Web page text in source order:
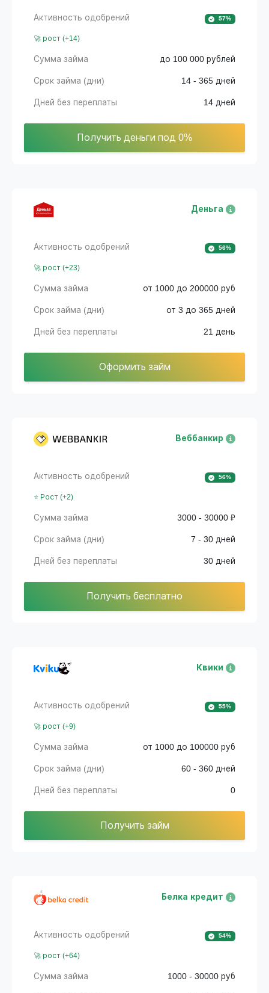
Активность одобрений 57%
🚀 рост (+14)
Сумма займа до 100 000 рублей
Срок займа (дни) 14 - 365 дней
Дней без переплаты 14 дней
Получить деньги под 0%
Деньга
Активность одобрений 56%
🚀 рост (+23)
Сумма займа от 1000 до 200000 руб
Срок займа (дни) от 3 до 365 дней
Дней без переплаты 21 день
Оформить займ
Веббанкир
Активность одобрений 56%
⭐ Рост (+2)
Сумма займа 3000 - 30000 ₽
Срок займа (дни) 7 - 30 дней
Дней без переплаты 30 дней
Получить бесплатно
Квики
Активность одобрений 55%
🚀 рост (+9)
Сумма займа от 1000 до 100000 руб
Срок займа (дни) 60 - 360 дней
Дней без переплаты 0
Получить займ
Белка кредит
Активность одобрений 54%
🚀 рост (+64)
Сумма займа 1000 - 30000 руб